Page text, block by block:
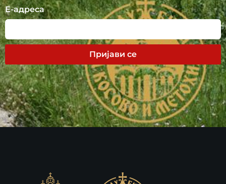
Е-адреса
Пријави се